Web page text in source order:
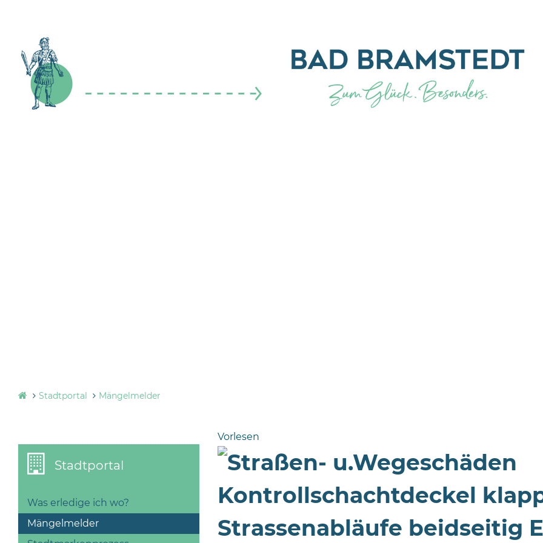
Stadtportal Mängelmelder
Vorlesen
Stadtportal
Was erledige ich wo?
Mängelmelder
Kontrollschachtdeckel
Strassenabläufe beidseitig